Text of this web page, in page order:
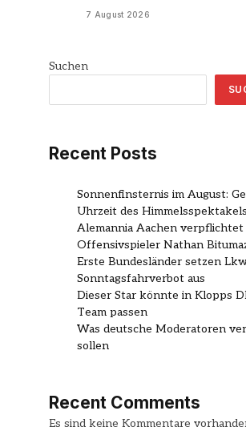
7 August 2026
Suchen
Recent Posts
Sonnenfinsternis im August:
Uhrzeit des Himmelsspektakels
Alemannia Aachen verpflichtet
Offensivspieler Nathan
Erste Bundesländer setzen
Sonntagsfahrverbot aus
Dieser Star könnte in Klopps
Team passen
Was deutsche Moderatoren
sollen
Recent Comments
Es sind keine Kommentare